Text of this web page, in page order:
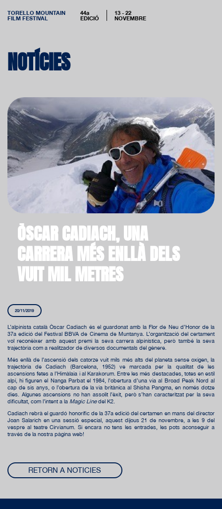
TORELLO MOUNTAIN
FILM FESTIVAL
44a
EDICIÓ
13 - 22
NOVEMBRE
NOTÍCIES
ÒSCAR CADIACH, UNA
CARRERA MÉS ENLLÀ DELS
VUIT MIL METRES
20/11/2019
L’alpinista català Òscar Cadiach és el guardonat amb la Flor de Neu d’Honor de la
37a edició del Festival BBVA de Cinema de Muntanya. L’organització del certament
vol reconèixer amb aquest premi la seva carrera alpinística, però també la seva
trajectòria com a realitzador de diversos documentals del gènere.
Més enllà de l’ascensió dels catorze vuit mils més alts del planeta sense oxigen, la
trajectòria de Cadiach (Barcelona, 1952) ve marcada per la qualitat de les
ascensions fetes a l’Himàlaia i al Karakorum. Entre les més destacades, totes en estil
alpí, hi figuren el Nanga Parbat el 1984, l’obertura d’una via al Broad Peak Nord al
cap de sis anys, o l’obertura de la via britànica al Shisha Pangma, en només dotze
dies. Algunes ascensions no han assolit l’èxit, però s’han caracteritzat per la seva
dificultat, com l’intent a la Magic Linedel K2.
Cadiach rebrà el guardó honorífic de la 37a edició del certamen en mans del director
Joan Salarich en una sessió especial, aquest dijous 21 de novembre, a les 9 del
vespre al teatre Cirvianum. Si encara no tens les entrades, les pots aconseguir a
través de la nostra pàgina web!
RETORN A NOTICIES